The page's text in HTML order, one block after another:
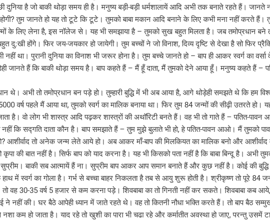
है जो बाकी थोड़ा समय ही है। मनुष्य बड़ी-बड़ी धर्मशालायें आदि अभी तक बनाते रहते हैं। जानते
तुम जानते हो यह तो टूटे कि टूटे। तुमको बाबा मकान आदि बनाने के लिए कभी मना नहीं करते हैं।
के लिए लेना है, इस नॉलेज से। यह भी समझाया है – तुमको सुख बहुत मिलता है। जब तमोप्रधान बने
दु:खी होंगे। फिर जय-जयकार हो जायेगी। तुम बच्चों ने जो विनाश, दिव्य दृष्टि से देखा है सो फिर
नहीं था। पुरानी दुनिया का विनाश भी जरूर होना है। तुम बच्चे जानते हो – बाप ही आकर स्वर्ग का
जानते हैं कि बाकी थोड़ा समय है। बाप कहते हैं – मैं हूँ दाता, मैं तुमको देने आया हूँ। मनुष्य कहते हैं
थे। अभी तो तमोप्रधान बन पड़े हो। तुम्हारी बुद्धि में भी अब आया है, आगे थोड़ेही समझते थे कि हम
वर्ष पहले मैं आया था, तुमको स्वर्ग का मालिक बनाया था। फिर तुम 84 जन्मों की सीढ़ी उतरते हो।
है। वो लोग भी शास्त्र आदि पढ़कर शास्त्रों की अथॉरिटी बनते हैं। वह भी तो गाते हैं – पतित-
कि सद्गति दाता कौन है। बाप समझाते हैं – तुम मुझे बुलाते भी हो, हे पतित-पावन आओ। मैं तुमको
आशीर्वाद तो अनेक जन्म लेते आये हो। अब आकर माँ-बाप की मिलकियत का मालिक बनो और
की बात नहीं है। सिर्फ बाप को याद करना है। यह भी किसको पता नहीं है कि बाबा बिन्दू है। अभी
बाकी सब आत्मायें हैं ना। सुप्रीम बाप आकर आप समान बनाते हैं और कुछ नहीं है। कोई की बुद्धि
में स्वर्ग का गोला है। गर्भ से बच्चा बाहर निकलता है तब से आयु शुरू होती है। श्रीकृष्ण तो पूरे
तो वह 30-35 वर्ष 5 हजार से कम करना पड़े। शिवबाबा का तो गिनती नहीं कर सकते। शिवबाबा
ने नहीं की। घर बैठे आपेही ध्यान में जाते रहते थे। वह तो कितनी नौधा भक्ति करते हैं। तो बाप बैठ
कम हो जाता है। याद रहे तो खुशी का पारा भी चढा रहे और कर्मातीत अवस्था हो जाए, परन्तु उसमें